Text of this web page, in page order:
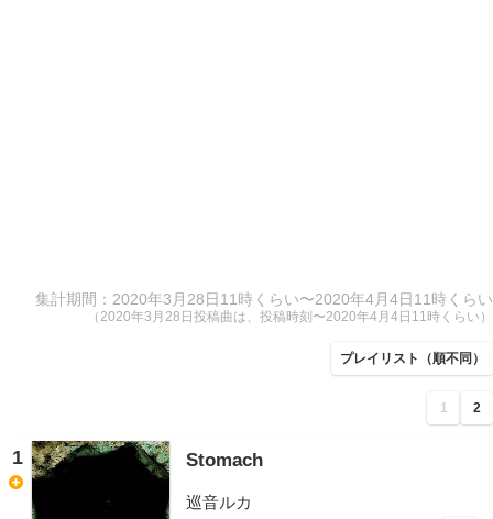
集計期間：2020年3月28日11時くらい〜2020年4月4日11時くらい
（2020年3月28日投稿曲は、投稿時刻〜2020年4月4日11時くらい）
プレイリスト（順不同）
1 2
1 Stomach
巡音ルカ